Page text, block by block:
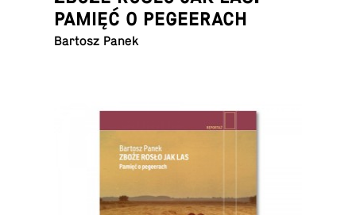
PAMIĘĆ O PEGEERACH
Bartosz Panek